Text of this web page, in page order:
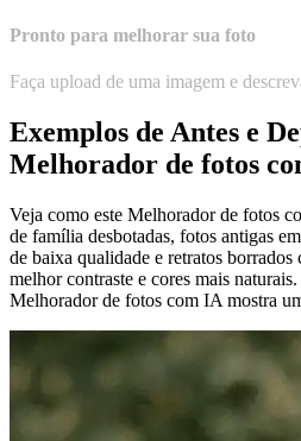
Pronto para melhorar sua foto
Faça upload de uma imagem e
Exemplos de Antes e
Melhorador de fotos
Veja como este Melhorador de fotos
de família desbotadas, fotos antigas
de baixa qualidade e retratos borrados
melhor contraste e cores mais
Melhorador de fotos com IA mostra